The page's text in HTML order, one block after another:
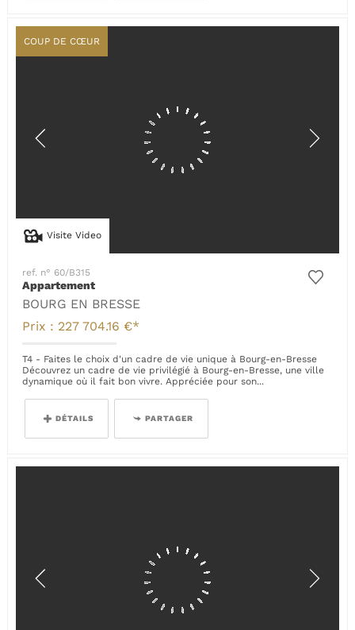
Visite Video
COUP DE CŒUR
ref. n° 60/B315
Appartement
BOURG EN BRESSE
Prix : 227 704.16 €*
T4 - Faites le choix d'un cadre de vie unique à Bourg-en-Bresse
Découvrez un cadre de vie privilégié à Bourg-en-Bresse, une ville
dynamique où il fait bon vivre. Appréciée pour son...
DÉTAILS PARTAGER